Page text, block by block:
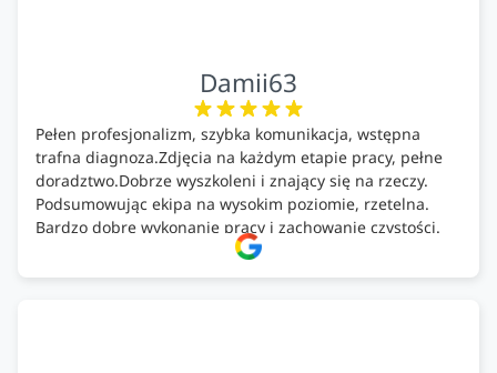
Damii63
Pełen profesjonalizm, szybka komunikacja, wstępna
trafna diagnoza.Zdjęcia na każdym etapie pracy, pełne
doradztwo.Dobrze wyszkoleni i znający się na rzeczy.
Podsumowując ekipa na wysokim poziomie, rzetelna.
Bardzo dobre wykonanie pracy i zachowanie czystości.